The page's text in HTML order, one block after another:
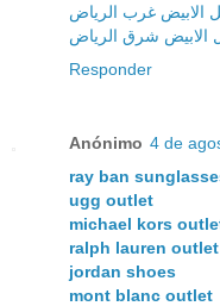
الابيض غرب الرياض
الابيض شرق الرياض
Responder
Anónimo 4 de
ray ban
ugg outlet
michael kors
ralph lauren outlet
jordan shoes
mont blanc outlet